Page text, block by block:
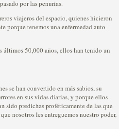
por las penurias.
viajeros del espacio, quienes hicieron
porque tenemos una enfermedad auto-
últimos 50,000 años, ellos han tenido un
se han convertido en más sabios, su
en sus vidas diarias, y porque ellos
sido predichas proféticamente de las que
nosotros les entreguemos nuestro poder,